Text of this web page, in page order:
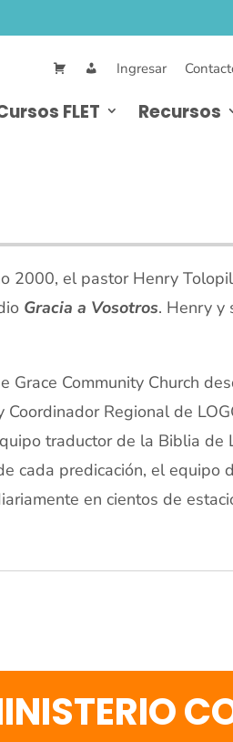
Ingresar
FLET Recursos
2000, el pastor Henry
Gracia a Vosotros. Henry y
Community Church
Regional de
traductor de la Biblia
cada predicación, el equipo
en cientos de